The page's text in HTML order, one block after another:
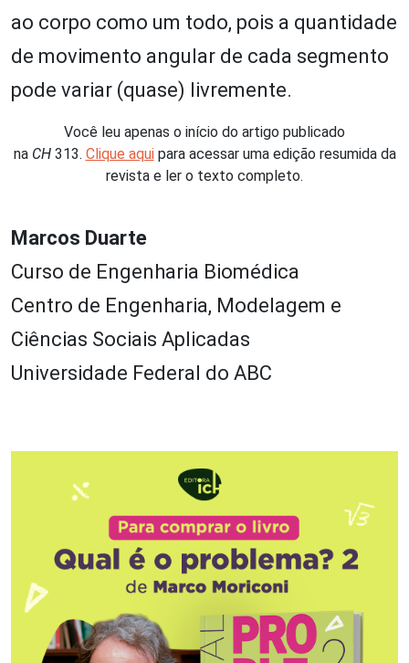
ao corpo como um todo, pois a quantidade
de movimento angular de cada segmento
pode variar (quase) livremente.
Você leu apenas o início do artigo publicado
na CH313. Clique aquipara acessar uma edição resumida da
revista e ler o texto completo.
Marcos Duarte
Curso de Engenharia Biomédica
Centro de Engenharia, Modelagem e
Ciências Sociais Aplicadas
Universidade Federal do ABC